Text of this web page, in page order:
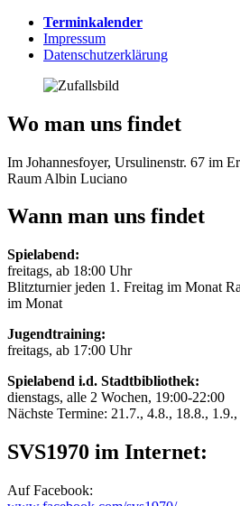
Terminkalender
Impressum
Datenschutzerklärung
Wo man uns findet
Im Johannesfoyer, Ursulinenstr. 67 im
Raum Albin Luciano
Wann man uns findet
Spielabend:
freitags, ab 18:00 Uhr
Blitzturnier jeden 1. Freitag im Monat
im Monat
Jugendtraining:
freitags, ab 17:00 Uhr
Spielabend i.d. Stadtbibliothek:
dienstags, alle 2 Wochen, 19:00-22:00
Nächste Termine: 21.7., 4.8., 18.8.,
SVS1970 im Internet:
Auf Facebook: